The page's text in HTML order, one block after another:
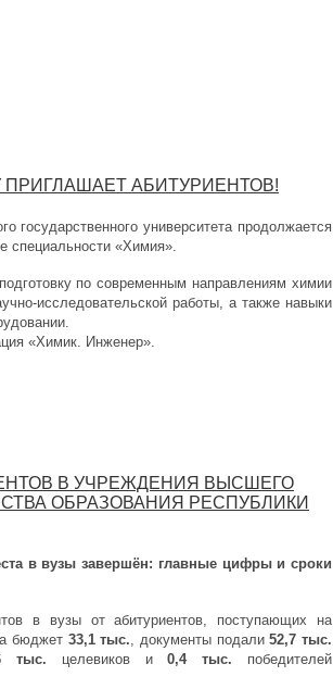
ПРИГЛАШАЕТ АБИТУРИЕНТОВ!
государственного университета продолжается
специальности «Химия».
по современным направлениям химии
исследовательской работы, а также навыки
«Химик. Инженер».
В УЧРЕЖДЕНИЯ ВЫСШЕГО
ОБРАЗОВАНИЯ РЕСПУБЛИКИ
в вузы завершён: главные цифры и сроки
в вузы от абитуриентов, поступающих на
бюджет 33,1 тыс. , документы подали52,7 тыс.
тыс. целевиков и0,4 тыс. победителей